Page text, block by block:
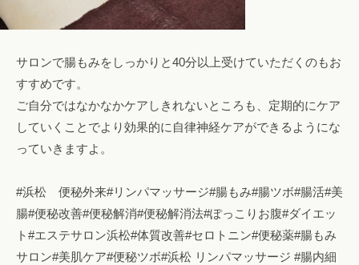
サロンで腸もみをしっかりと40分以上受けていただくのもお
すすめです。
ご自分ではなかなかケアしきれないところも、定期的にケア
していくことでより効果的に自律神経ケアができるようにな
っていきますよ。
#浜松 便秘外来#リンパマッサージ#腸もみ#腸ツボ#腸活#美
腸#便秘改善#便秘解消#便秘解消法#ぽっこりお腹#ダイエッ
ト#エステサロン浜松#体質改善#セロトニン#便秘薬#腸もみ
サロン#美肌ケア#便秘ツボ#浜松 リンパマッサージ #腸内細